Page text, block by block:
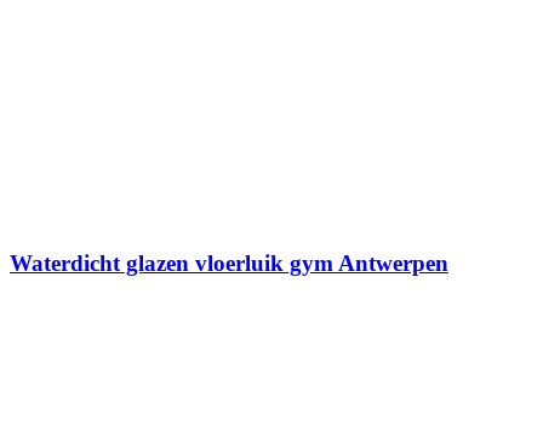
Waterdicht glazen vloerluik gym Antwerpen